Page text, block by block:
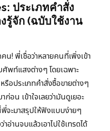
ประเภทคำสั่ง
รู้จัก (ฉบับใช้งาน
! พี่เชื่อว่าหลายคนที่เพิ่งเข้า
พท์แสงต่างๆ โดยเฉพาะ
หรือประเภทคำสั่งซื้อขายต่างๆ
อน เข้าใจเลยว่ามันดูเยอะ
จะมาสรุปให้ฟังแบบง่ายๆ
านจบแล้วเอาไปใช้เทรดได้